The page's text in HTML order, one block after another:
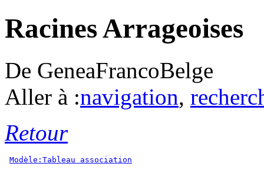
Racines Arrageoises
De GeneaFrancoBelge
Aller à :navigation,
Retour
Modèle:Tableau association